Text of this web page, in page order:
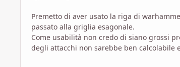
Premetto di aver usato la riga di
passato alla griglia esagonale.
Come usabilità non credo di siano grossi
degli attacchi non sarebbe ben calcolabile